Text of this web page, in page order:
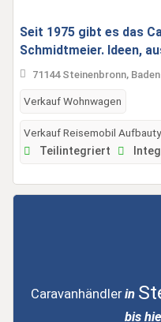
Seit 1975 gibt es das
Schmidtmeier. Ideen,
Freizeit entsteht.
71144 Steinenbronn,
Verkauf Wohnwagen
Verkauf Reisemobil
Teilintegriert
Caravanhändler in
bis